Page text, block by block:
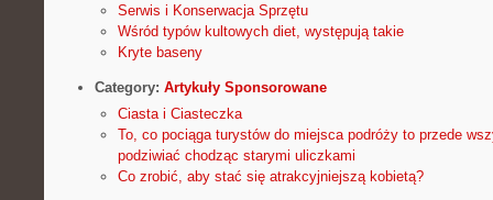
Serwis i Konserwacja Sprzętu
Wśród typów kultowych diet, występują takie
Kryte baseny
Category: Artykuły Sponsorowane
Ciasta i Ciasteczka
To, co pociąga turystów do miejsca podróży to przede
podziwiać chodząc starymi uliczkami
Co zrobić, aby stać się atrakcyjniejszą kobietą?